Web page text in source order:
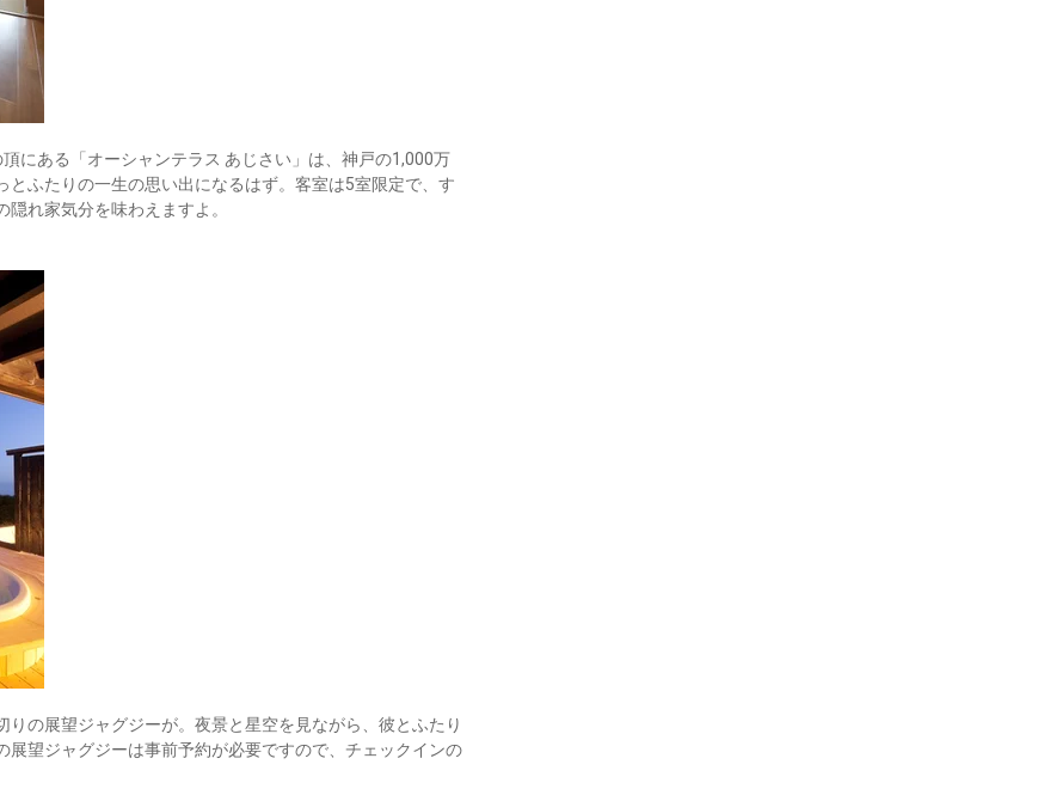
にある「オーシャンテラス あじさい」は、神戸の1,000万
とふたりの一生の思い出になるはず。客室は5室限定で、す
れ家気分を味わえますよ。
の展望ジャグジーが。夜景と星空を見ながら、彼とふたり
望ジャグジーは事前予約が必要ですので、チェックインの